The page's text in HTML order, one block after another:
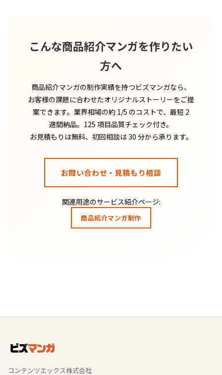
こんな商品紹介マンガを作りたい
方へ
商品紹介マンガの制作実績を持つビズマンガなら、
お客様の課題に合わせたオリジナルストーリーをご提
案できます。業界相場の約 1/5 のコストで、最短 2
週間納品。125 項目品質チェック付き。
お見積もりは無料、初回相談は 30 分から承ります。
お問い合わせ・見積もり相談
関連用途のサービス紹介ページ:
商品紹介マンガ制作
コンテンツエックス株式会社